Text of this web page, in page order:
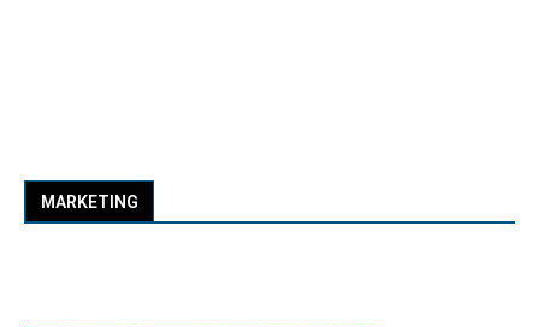
MARKETING